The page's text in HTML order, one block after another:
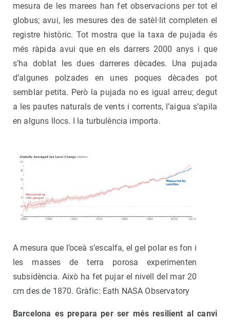
mesura de les marees han fet observacions per tot el
globus; avui, les mesures des de satèl·lit completen el
registre històric. Tot mostra que la taxa de pujada és
més ràpida avui que en els darrers 2000 anys i que
s’ha doblat les dues darreres dècades. Una pujada
d’algunes polzades en unes poques dècades pot
semblar petita. Però la pujada no es igual arreu; degut
a les pautes naturals de vents i corrents, l’aigua s’apila
en alguns llocs. I la turbulència importa.
A mesura que l’oceà s’escalfa, el gel polar es fon i
les masses de terra porosa experimenten
subsidència. Això ha fet pujar el nivell del mar 20
cm des de 1870. Gràfic: Eath NASA Observatory
Barcelona es prepara per ser més resilient al canvi